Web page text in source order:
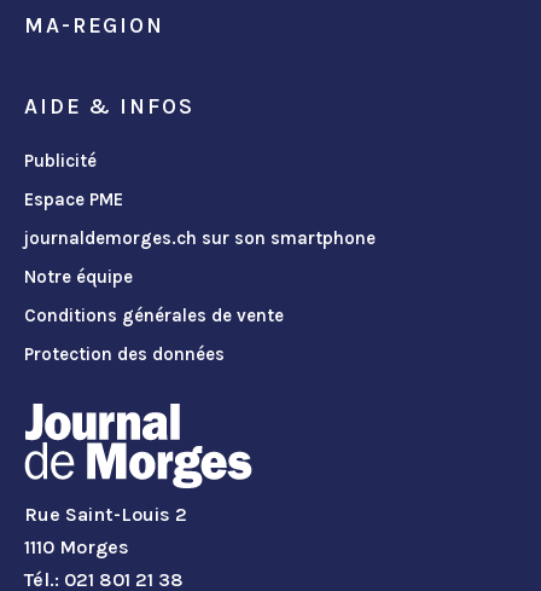
MA-REGION
AIDE & INFOS
Publicité
Espace PME
journaldemorges.ch sur son smartphone
Notre équipe
Conditions générales de vente
Protection des données
Rue Saint-Louis 2
1110 Morges
Tél.: 021 801 21 38